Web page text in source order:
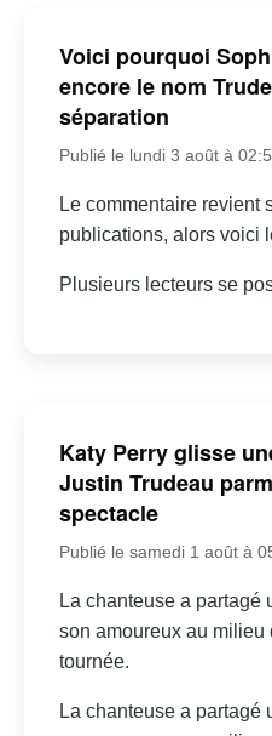
Voici pourquoi
encore le nom
séparation
Publié le lundi 3 août à
Le commentaire revient
publications, alors voici
Plusieurs lecteurs se
Katy Perry glisse
Justin Trudeau
spectacle
Publié le samedi 1 août à
La chanteuse a partagé
son amoureux au milieu
tournée.
La chanteuse a partagé